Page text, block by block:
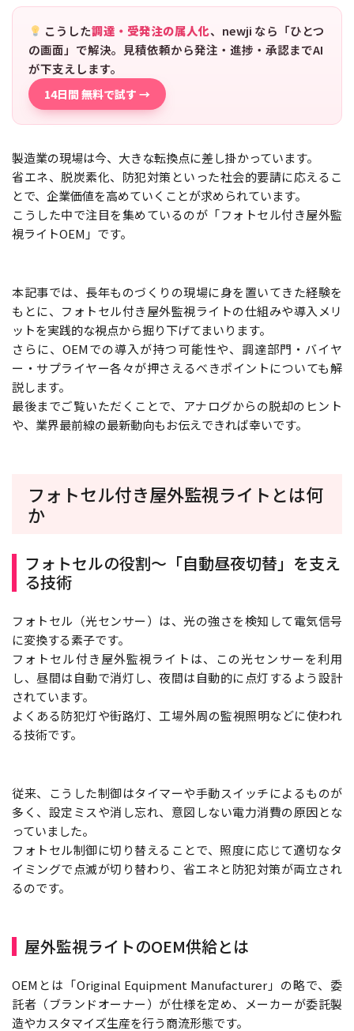
こうした調達・受発注の属人化、newji なら「ひとつ
の画面」で解決。見積依頼から発注・進捗・承認までAI
が下支えします。
14日間 無料で試す →
製造業の現場は今、大きな転換点に差し掛かっています。
省エネ、脱炭素化、防犯対策といった社会的要請に応えるこ
とで、企業価値を高めていくことが求められています。
こうした中で注目を集めているのが「フォトセル付き屋外監
視ライトOEM」です。
本記事では、長年ものづくりの現場に身を置いてきた経験を
もとに、フォトセル付き屋外監視ライトの仕組みや導入メリ
ットを実践的な視点から掘り下げてまいります。
さらに、OEMでの導入が持つ可能性や、調達部門・バイヤ
ー・サプライヤー各々が押さえるべきポイントについても解
説します。
最後までご覧いただくことで、アナログからの脱却のヒント
や、業界最前線の最新動向もお伝えできれば幸いです。
フォトセル付き屋外監視ライトとは何
か
フォトセルの役割〜「自動昼夜切替」を支え
る技術
フォトセル（光センサー）は、光の強さを検知して電気信号
に変換する素子です。
フォトセル付き屋外監視ライトは、この光センサーを利用
し、昼間は自動で消灯し、夜間は自動的に点灯するよう設計
されています。
よくある防犯灯や街路灯、工場外周の監視照明などに使われ
る技術です。
従来、こうした制御はタイマーや手動スイッチによるものが
多く、設定ミスや消し忘れ、意図しない電力消費の原因とな
っていました。
フォトセル制御に切り替えることで、照度に応じて適切なタ
イミングで点滅が切り替わり、省エネと防犯対策が両立され
るのです。
屋外監視ライトのOEM供給とは
OEMとは「Original Equipment Manufacturer」の略で、委
託者（ブランドオーナー）が仕様を定め、メーカーが委託製
造やカスタマイズ生産を行う商流形態です。